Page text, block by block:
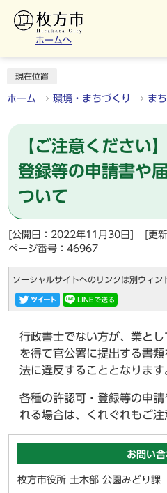
ホームへ
現在位置
ホーム 環境・まちづくり ま
【ご注意ください
登録等の申請書や
ついて
[公開日：2022年11月30日]
[更
ページ番号：46967
ソーシャルサイトへのリンクは別ウィン
行政書士でない方が、業と
を得て官公署に提出する書
法に違反することとなります
各種の許認可・登録等の申
れる場合は、くれぐれもご注
お問い
枚方市役所 土木部 公園みどり課